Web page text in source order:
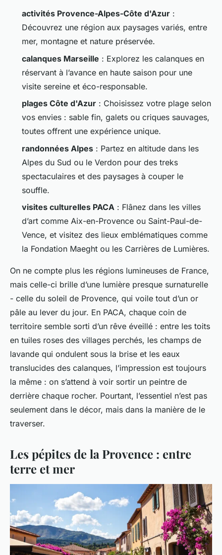
activités Provence-Alpes-Côte d'Azur :
Découvrez une région aux paysages variés, entre
mer, montagne et nature préservée.
calanques Marseille : Explorez les calanques en
réservant à l’avance en haute saison pour une
visite sereine et éco-responsable.
plages Côte d'Azur : Choisissez votre plage selon
vos envies : sable fin, galets ou criques sauvages,
toutes offrent une expérience unique.
randonnées Alpes : Partez en altitude dans les
Alpes du Sud ou le Verdon pour des treks
spectaculaires et des paysages à couper le
souffle.
visites culturelles PACA : Flânez dans les villes
d’art comme Aix-en-Provence ou Saint-Paul-de-
Vence, et visitez des lieux emblématiques comme
la Fondation Maeght ou les Carrières de Lumières.
On ne compte plus les régions lumineuses de France,
mais celle-ci brille d’une lumière presque surnaturelle
- celle du soleil de Provence, qui voile tout d’un or
pâle au lever du jour. En PACA, chaque coin de
territoire semble sorti d’un rêve éveillé : entre les toits
en tuiles roses des villages perchés, les champs de
lavande qui ondulent sous la brise et les eaux
translucides des calanques, l’impression est toujours
la même : on s’attend à voir sortir un peintre de
derrière chaque rocher. Pourtant, l’essentiel n’est pas
seulement dans le décor, mais dans la manière de le
traverser.
Les pépites de la Provence : entre
terre et mer